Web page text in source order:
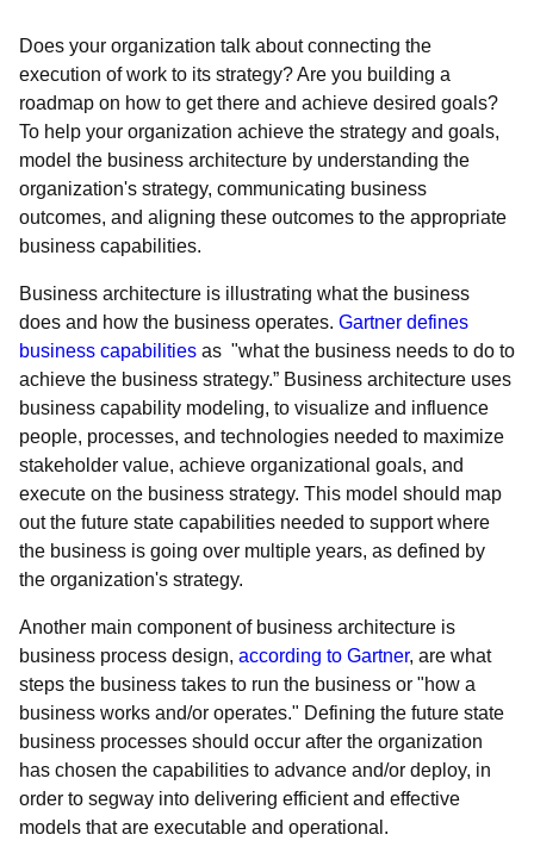
Does your organization talk about connecting the
execution of work to its strategy? Are you building a
roadmap on how to get there and achieve desired goals?
To help your organization achieve the strategy and goals,
model the business architecture by understanding the
organization's strategy, communicating business
outcomes, and aligning these outcomes to the appropriate
business capabilities.
Business architecture is illustrating what the business
does and how the business operates. Gartner defines
business capabilities as "what the business needs to do to
achieve the business strategy.” Business architecture uses
business capability modeling, to visualize and influence
people, processes, and technologies needed to maximize
stakeholder value, achieve organizational goals, and
execute on the business strategy. This model should map
out the future state capabilities needed to support where
the business is going over multiple years, as defined by
the organization's strategy.
Another main component of business architecture is
business process design, according to Gartner, are what
steps the business takes to run the business or "how a
business works and/or operates." Defining the future state
business processes should occur after the organization
has chosen the capabilities to advance and/or deploy, in
order to segway into delivering efficient and effective
models that are executable and operational.